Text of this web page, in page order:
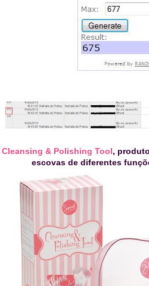
Cleansing & Polishing Tool,
escovas de diferentes